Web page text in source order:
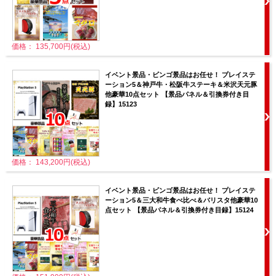
価格： 135,700円(税込)
イベント景品・ビンゴ景品はお任せ！ プレイステ
ーション5＆神戸牛・松阪牛ステーキ＆米沢天元豚
他豪華10点セット 【景品パネル＆引換券付き目
録】15123
価格： 143,200円(税込)
イベント景品・ビンゴ景品はお任せ！ プレイステ
ーション5＆三大和牛食べ比べ＆バリスタ他豪華10
点セット 【景品パネル＆引換券付き目録】15124